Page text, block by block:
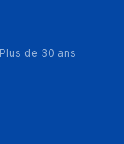
de 30 ans